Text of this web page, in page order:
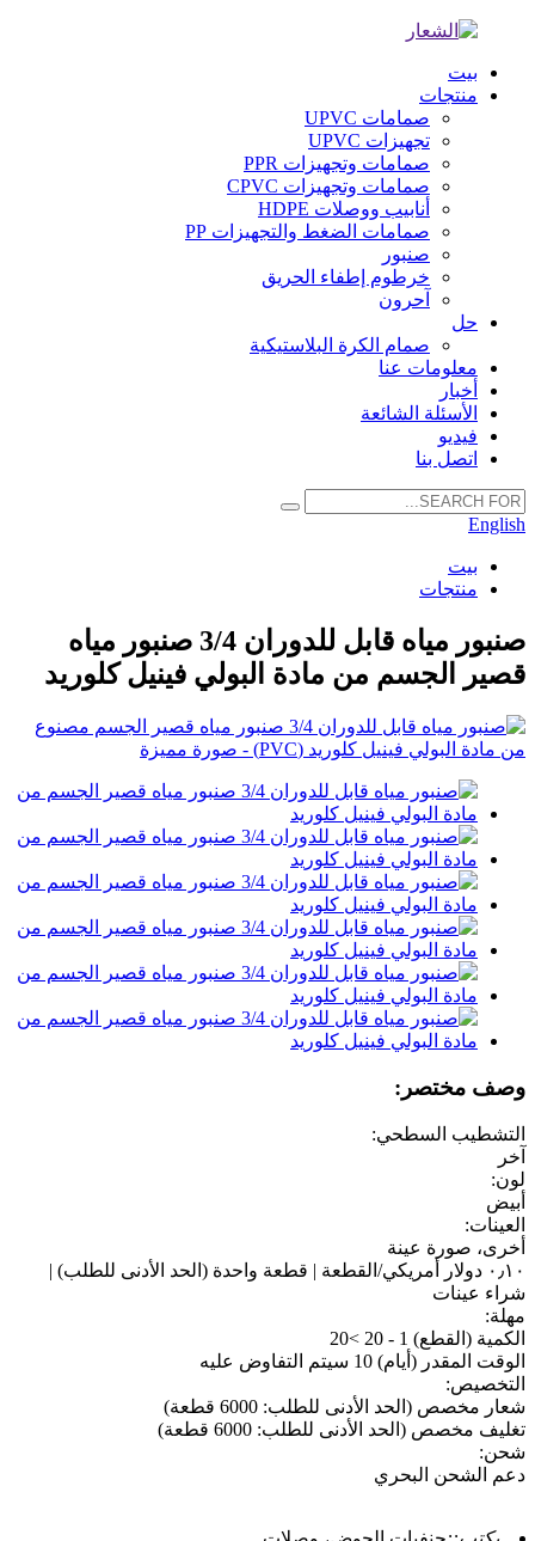
بيت
منتجات
صمامات UPVC
تجهيزات UPVC
صمامات وتجهيزات PPR
صمامات وتجهيزات CPVC
أنابيب ووصلات HDPE
صمامات الضغط والتجهيزات PP
صنبور
خرطوم إطفاء الحريق
آحرون
حل
صمام الكرة البلاستيكية
معلومات عنا
أخبار
الأسئلة الشائعة
فيديو
اتصل بنا
English
بيت
منتجات
صنبور مياه قابل للدوران 3/4 صنبور مياه
قصير الجسم من مادة البولي فينيل كلوريد
وصف مختصر:
التشطيب السطحي:
آخر
لون:
أبيض
العينات:
أخرى، صورة عينة
٠٫١٠ دولار أمريكي/القطعة | قطعة واحدة (الحد الأدنى للطلب) |
شراء عينات
مهلة:
الكمية (القطع) 1 - 20 >20
الوقت المقدر (أيام) 10 سيتم التفاوض عليه
التخصيص:
شعار مخصص (الحد الأدنى للطلب: 6000 قطعة)
تغليف مخصص (الحد الأدنى للطلب: 6000 قطعة)
شحن:
دعم الشحن البحري